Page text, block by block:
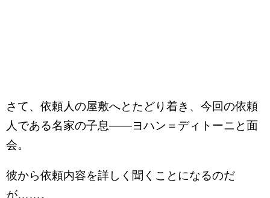
さて、依頼人の屋敷へとたどり着き、今回の依頼
人である名家の子息――ヨハン＝ディトーニと面
会。
彼から依頼内容を詳しく聞くことになるのだ
が……。